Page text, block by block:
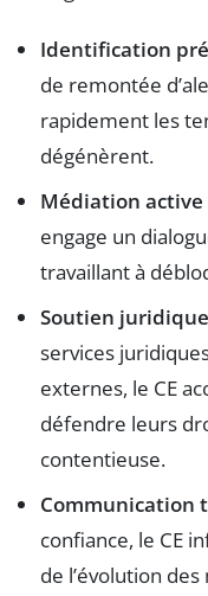
Identification
de remontée
rapidement les
dégénèrent.
Médiation active
engage un
travaillant à
Soutien
services
externes, le CE
défendre leurs
contentieuse.
Communication
confiance, le CE
de l’évolution